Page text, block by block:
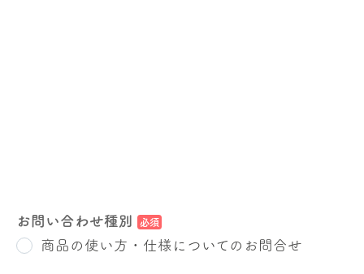
お問い合わせ種別 必須
商品の使い方・仕様についてのお問合せ